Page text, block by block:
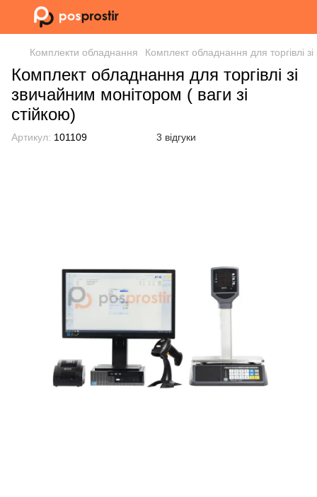
Комплекти обладнання Комплект обладнання для торгівлі
Комплект обладнання для торгівлі зі
звичайним монітором ( ваги зі
стійкою)
Артикул: 101109 3 відгуки